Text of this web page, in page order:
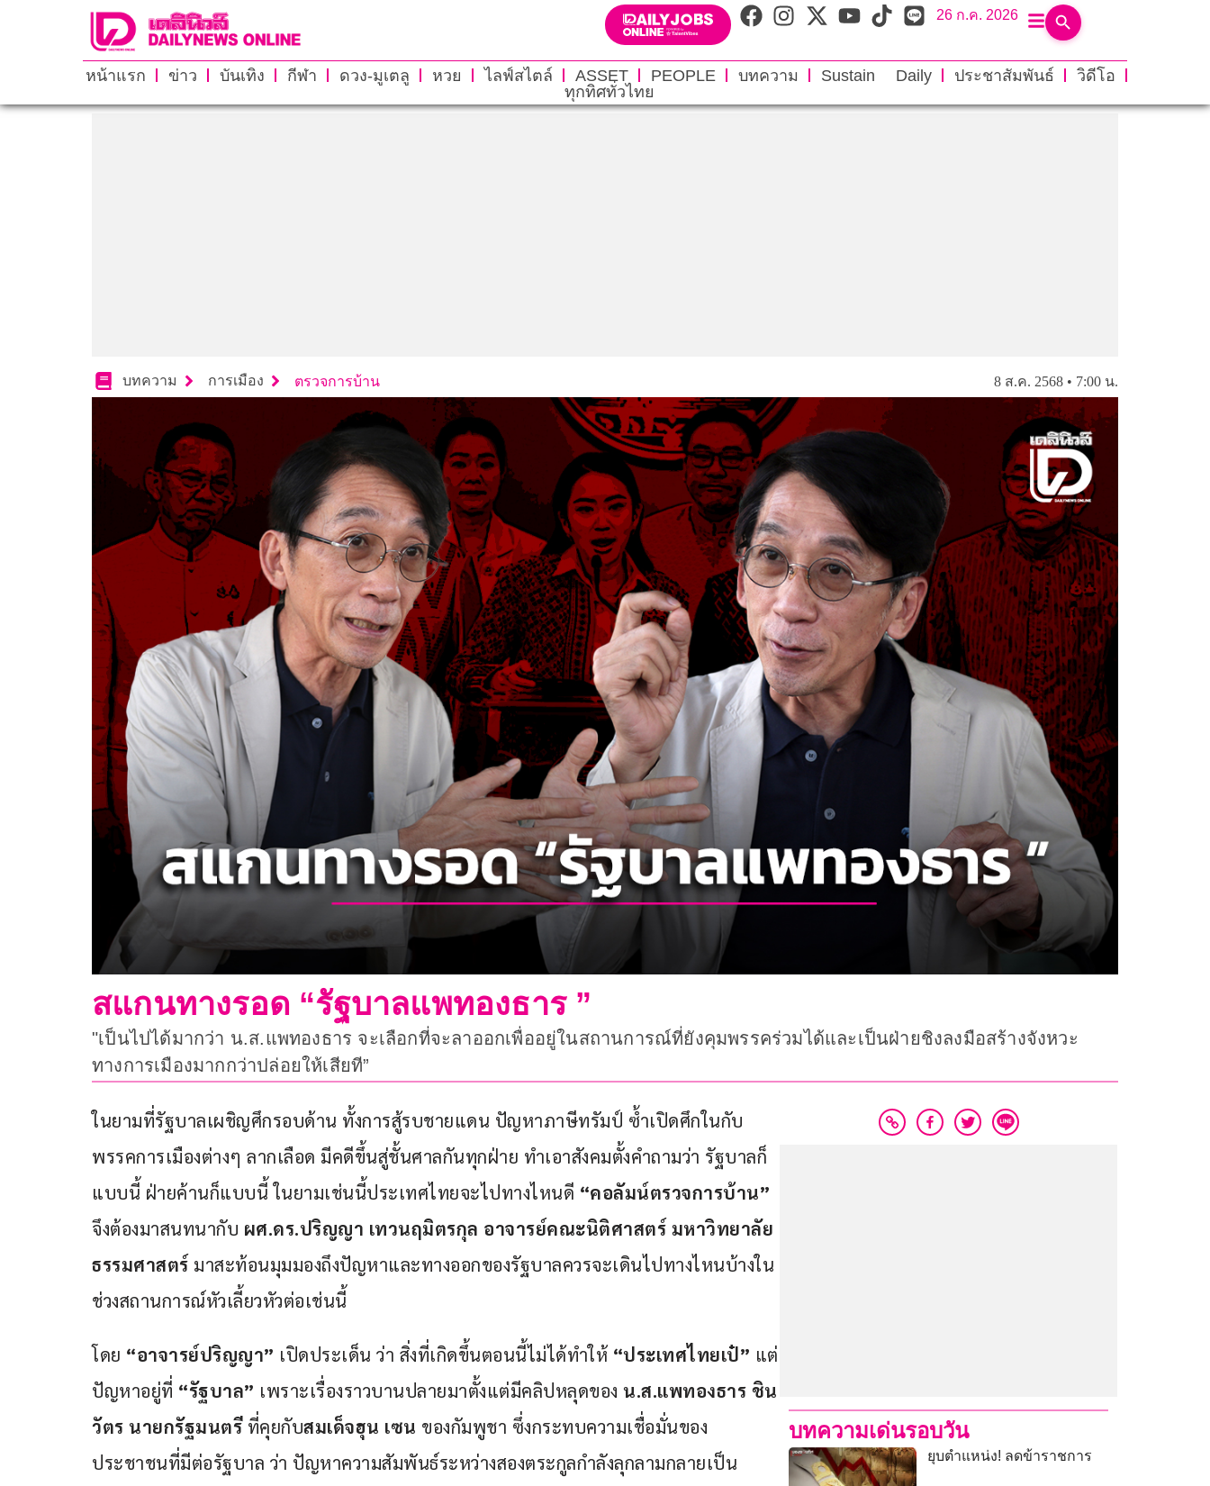
26 ก.ค. 2026
หน้าแรก ข่าว บันเทิง กีฬา ดวง-มูเตลู หวย ไลฟ์สไตล์ ASSET PEOPLE บทความ Sustain Daily ประชาสัมพันธ์
วิดีโอ
ทุกทิศทั่วไทย
บทความ การเมือง ตรวจการบ้าน 8 ส.ค. 2568 • 7:00 น.
สแกนทางรอด “รัฐบาลแพทองธาร ”
"เป็นไปได้มากว่า น.ส.แพทองธาร จะเลือกที่จะลาออกเพื่ออยู่ในสถานการณ์ที่ยังคุมพรรคร่วมได้และเป็นฝ่ายชิงลงมือสร้างจังหวะ
ทางการเมืองมากกว่าปล่อยให้เสียที”
ในยามที่รัฐบาลเผชิญศึกรอบด้าน ทั้งการสู้รบชายแดน ปัญหาภาษีทรัมป์ ซ้ำเปิดศึกในกับ
พรรคการเมืองต่างๆ ลากเลือด มีคดีขึ้นสู่ชั้นศาลกันทุกฝ่าย ทำเอาสังคมตั้งคำถามว่า รัฐบาลก็
แบบนี้ ฝ่ายค้านก็แบบนี้ ในยามเช่นนี้ประเทศไทยจะไปทางไหนดี “คอลัมน์ตรวจการบ้าน”
จึงต้องมาสนทนากับ ผศ.ดร.ปริญญา เทวนฤมิตรกุล อาจารย์คณะนิติศาสตร์ มหาวิทยาลัย
ธรรมศาสตร์ มาสะท้อนมุมมองถึงปัญหาและทางออกของรัฐบาลควรจะเดินไปทางไหนบ้างใน
ช่วงสถานการณ์หัวเลี้ยวหัวต่อเช่นนี้
โดย “อาจารย์ปริญญา” เปิดประเด็น ว่า สิ่งที่เกิดขึ้นตอนนี้ไม่ได้ทำให้ “ประเทศไทยเป๋” แต่
ปัญหาอยู่ที่ “รัฐบาล” เพราะเรื่องราวบานปลายมาตั้งแต่มีคลิปหลุดของ น.ส.แพทองธาร ชิน
วัตร นายกรัฐมนตรี ที่คุยกับสมเด็จฮุน เซน ของกัมพูชา ซึ่งกระทบความเชื่อมั่นของ
ประชาชนที่มีต่อรัฐบาล ว่า ปัญหาความสัมพันธ์ระหว่างสองตระกูลกำลังลุกลามกลายเป็น
บทความเด่นรอบวัน
ยุบตำแหน่ง! ลดข้าราชการ